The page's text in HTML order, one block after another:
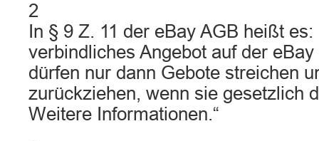
2
In § 9 Z. 11 der eBay AGB heißt
verbindliches Angebot auf der
dürfen nur dann Gebote streichen
zurückziehen, wenn sie gesetzlich
Weitere Informationen.“